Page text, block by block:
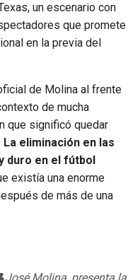
un escenario con
que promete
en la previa del
de Molina al frente
de mucha
que significó quedar
La eliminación en las
duro en el fútbol
existía una enorme
de más de una